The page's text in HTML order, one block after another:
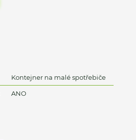
Kontejner na malé spotřebiče
ANO